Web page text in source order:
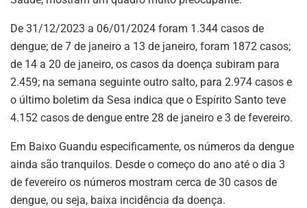
De 31/12/2023 a 06/01/2024 foram 1.344 casos de
dengue; de 7 de janeiro a 13 de janeiro, foram 1872 casos;
de 14 a 20 de janeiro, os casos da doença subiram para
2.459; na semana seguinte outro salto, para 2.974 casos e
o último boletim da Sesa indica que o Espírito Santo teve
4.152 casos de dengue entre 28 de janeiro e 3 de fevereiro.
Em Baixo Guandu especificamente, os números da dengue
ainda são tranquilos. Desde o começo do ano até o dia 3
de fevereiro os números mostram cerca de 30 casos de
dengue, ou seja, baixa incidência da doença.